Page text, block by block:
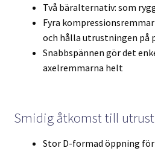
Två bäralternativ: som
Fyra
och hålla utrustningen på
Snabbspännen gör det
axelremmarna helt
Smidig åtkomst till
Stor D-formad öppning